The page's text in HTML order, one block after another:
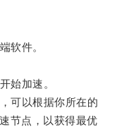
软件。
加速。
可以根据你所在的
节点，以获得最优